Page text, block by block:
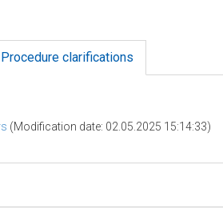
Procedure clarifications
(Modification date: 02.05.2025 15:14:33)